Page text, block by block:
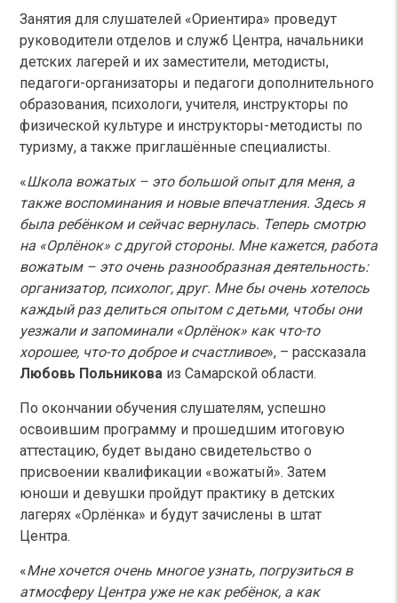
Занятия для слушателей «Ориентира» проведут
руководители отделов и служб Центра, начальники
детских лагерей и их заместители, методисты,
педагоги-организаторы и педагоги дополнительного
образования, психологи, учителя, инструкторы по
физической культуре и инструкторы-методисты по
туризму, а также приглашённые специалисты.
«Школа вожатых – это большой опыт для меня, а
также воспоминания и новые впечатления. Здесь я
была ребёнком и сейчас вернулась. Теперь смотрю
на «Орлёнок» с другой стороны. Мне кажется, работа
вожатым – это очень разнообразная деятельность:
организатор, психолог, друг. Мне бы очень хотелось
каждый раз делиться опытом с детьми, чтобы они
уезжали и запоминали «Орлёнок» как что-то
хорошее, что-то доброе и счастливое», – рассказала
Любовь Польникова из Самарской области.
По окончании обучения слушателям, успешно
освоившим программу и прошедшим итоговую
аттестацию, будет выдано свидетельство о
присвоении квалификации «вожатый». Затем
юноши и девушки пройдут практику в детских
лагерях «Орлёнка» и будут зачислены в штат
Центра.
«Мне хочется очень многое узнать, погрузиться в
атмосферу Центра уже не как ребёнок, а как